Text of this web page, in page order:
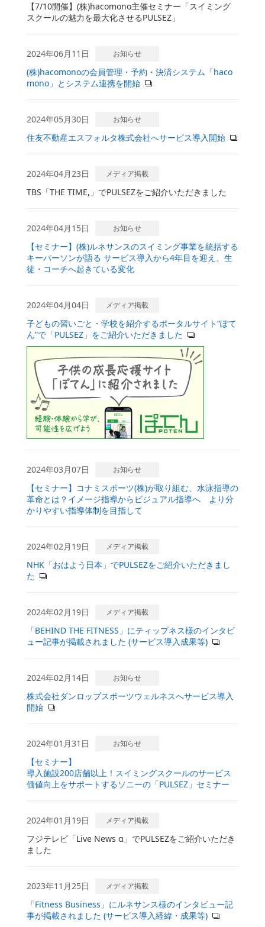
【7/10開催】(株)hacomono主催セミナー「スイミング
スクールの魅力を最大化させるPULSEZ」
2024年06月11日 お知らせ
(株)hacomonoの会員管理・予約・決済システム「haco
mono」とシステム連携を開始
2024年05月30日 お知らせ
住友不動産エスフォルタ株式会社へサービス導入開始
2024年04月23日 メディア掲載
TBS「THE TIME,」でPULSEZをご紹介いただきました
2024年04月15日 お知らせ
【セミナー】(株)ルネサンスのスイミング事業を統括する
キーパーソンが語る サービス導入から4年目を迎え、生
徒・コーチへ起きている変化
2024年04月04日 メディア掲載
子どもの習いごと・学校を紹介するポータルサイト“ぽて
ん”で「PULSEZ」をご紹介いただきました
2024年03月07日 お知らせ
【セミナー】コナミスポーツ(株)が取り組む、水泳指導の
革命とは？ イメージ指導からビジュアル指導へ より分
かりやすい指導体制を目指して
2024年02月19日 メディア掲載
NHK「おはよう日本」でPULSEZをご紹介いただきまし
た
2024年02月19日 メディア掲載
「BEHIND THE FITNESS」にティップネス様のインタビ
ュー記事が掲載されました (サービス導入成果等)
2024年02月14日 お知らせ
株式会社ダンロップスポーツウェルネスへサービス導入
開始
2024年01月31日 お知らせ
【セミナー】
導入施設200店舗以上！スイミングスクールのサービス
価値向上をサポートするソニーの「PULSEZ」セミナー
2024年01月19日 メディア掲載
フジテレビ「Live News α」でPULSEZをご紹介いただき
ました
2023年11月25日 メディア掲載
「Fitness Business」にルネサンス様のインタビュー記
事が掲載されました (サービス導入経緯・成果等)